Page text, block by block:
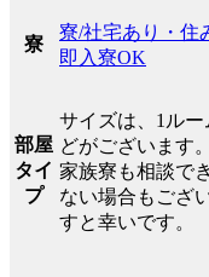
寮
寮/社宅あり・住
即入寮OK
部屋
タイ
プ
サイズは、1ル
どがございます。
家族寮も相談で
ない場合もござ
すと幸いです。